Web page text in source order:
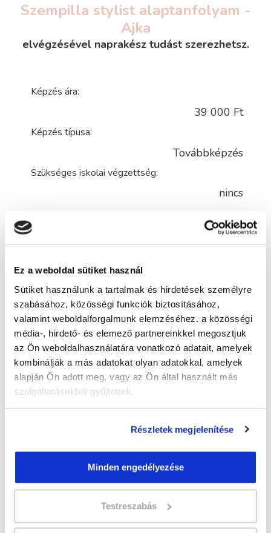
Ez a weboldal sütiket használ
Sütiket használunk a tartalmak és hirdetések személyre
szabásához, közösségi funkciók biztosításához,
valamint weboldalforgalmunk elemzéséhez. a közösségi
média-, hirdető- és elemező partnereinkkel megosztjuk
az Ön weboldalhasználatára vonatkozó adatait, amelyek
kombinálják a más adatokat olyan adatokkal, amelyek
alapján Ön adott meg, vagy az Ön által használt más
szolgáltatásokból gyűjtöttek.
Részletek megjelenítése
Minden engedélyezése
Testreszabás
Szempilla stylist alaptanfolyam -
Ajka
elvégzésével naprakész tudást szerezhetsz.
Képzés ára:
39 000 Ft
Képzés típusa:
Továbbképzés
Szükséges iskolai végzettség:
nincs
Kiválasztott város:
Kérem a tájékoztatót!
Küldd el érdeklődésed
Szempilla stylist alaptanfolyam - Ajka
a lenti adatlap kitöltésével
és elküldjük részletes